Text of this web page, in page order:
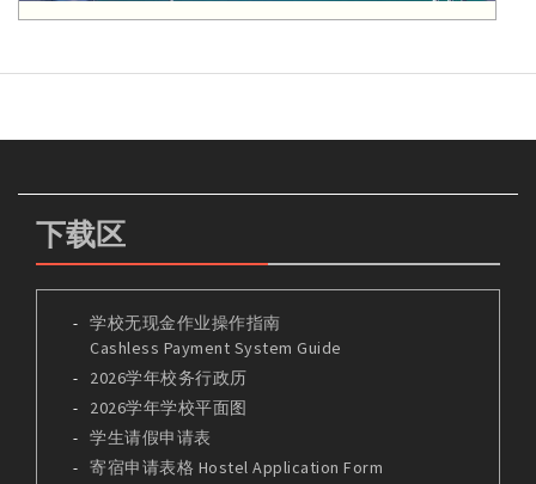
下载区
学校无现金作业操作指南
Cashless Payment System Guide
2026学年校务行政历
2026学年学校平面图
学生请假申请表
寄宿申请表格 Hostel Application Form